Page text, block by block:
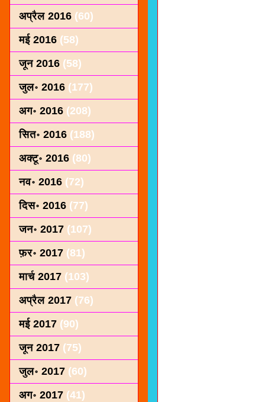
अप्रैल 2016 (60)
मई 2016 (58)
जून 2016 (58)
जुल॰ 2016 (177)
अग॰ 2016 (208)
सित॰ 2016 (188)
अक्टू॰ 2016 (80)
नव॰ 2016 (72)
दिस॰ 2016 (77)
जन॰ 2017 (107)
फ़र॰ 2017 (81)
मार्च 2017 (103)
अप्रैल 2017 (76)
मई 2017 (90)
जून 2017 (75)
जुल॰ 2017 (60)
अग॰ 2017 (41)